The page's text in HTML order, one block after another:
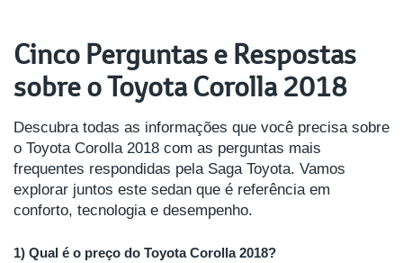
Cinco Perguntas e Respostas
sobre o Toyota Corolla 2018
Descubra todas as informações que você precisa sobre
o Toyota Corolla 2018 com as perguntas mais
frequentes respondidas pela Saga Toyota. Vamos
explorar juntos este sedan que é referência em
conforto, tecnologia e desempenho.
1) Qual é o preço do Toyota Corolla 2018?